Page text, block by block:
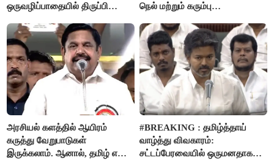
ஒருவழிப்பாதையில் திருப்பி
தான்..!
நெல் மற்றும் கரும்பு
ஊக்கத்தொகையை உயர்த்த
முடிவு - முதலமைச்சர் விஜய்
அறிவிப்பு..!
அரசியல் களத்தில் ஆயிரம்
கருத்து வேறுபாடுகள்
இருக்கலாம். ஆனால், தமிழ் என்று
#BREAKING : தமிழ்த்தாய்
வாழ்த்து விவகாரம்:
சட்டப்பேரவையில் ஒருமனதாக